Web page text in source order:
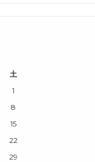
土
1
8
15
22
29